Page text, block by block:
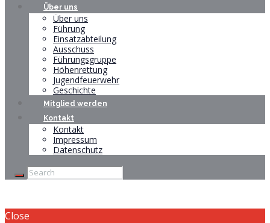
Über uns
Über uns
Führung
Einsatzabteilung
Ausschuss
Führungsgruppe
Höhenrettung
Jugendfeuerwehr
Geschichte
Mitglied werden
Kontakt
Kontakt
Impressum
Datenschutz
Close